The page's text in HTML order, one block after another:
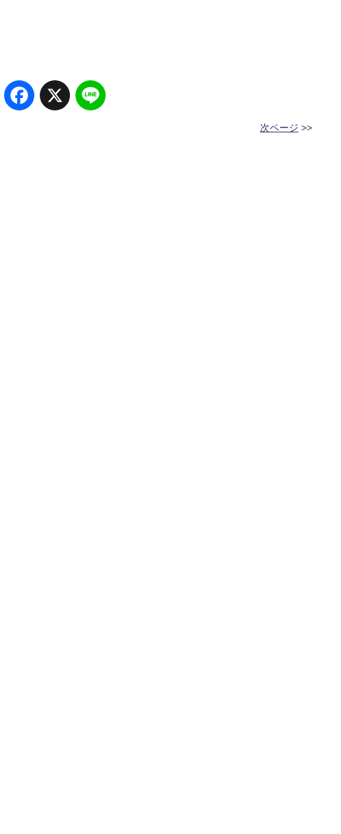
Facebook
X
>>
次ページ